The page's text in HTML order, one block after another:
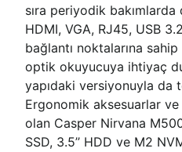
sıra periyodik bakımlarda
HDMI, VGA, RJ45, USB
bağlantı noktalarına
optik okuyucuya ihtiyaç
yapıdaki versiyonuyla da
Ergonomik aksesuarlar ve
olan Casper Nirvana
SSD, 3.5’’ HDD ve M2